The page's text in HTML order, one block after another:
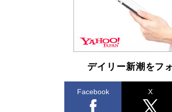
デイリー新潮をフ
Facebook X